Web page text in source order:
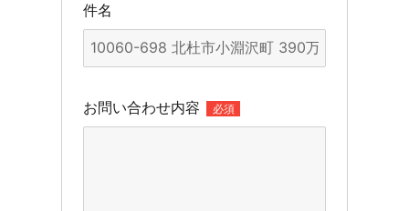
件名
お問い合わせ内容 必須